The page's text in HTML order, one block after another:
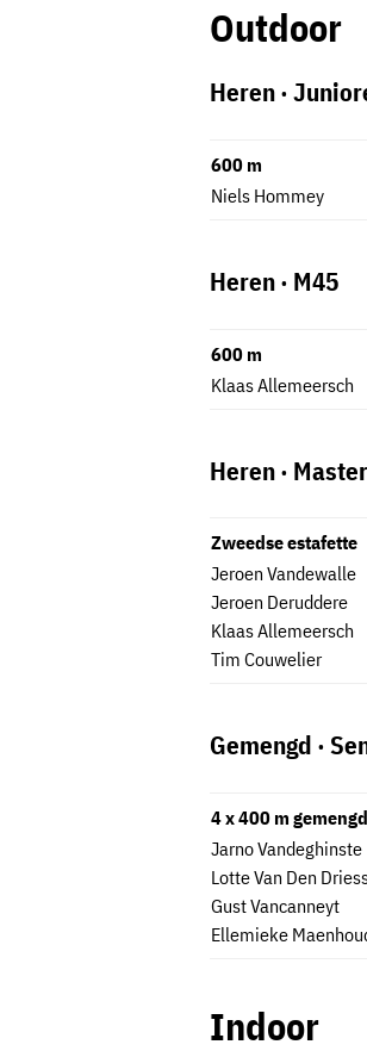
Outdoor
Heren ·
600 m
Niels Hommey
Heren · M45
600 m
Klaas Allemeersch
Heren ·
Zweedse estafette
Jeroen Vandewalle
Jeroen Deruddere
Klaas Allemeersch
Tim Couwelier
Gemengd ·
4 x 400 m gemengd
Jarno Vandeghinste
Lotte Van Den
Gust Vancanneyt
Ellemieke
Indoor